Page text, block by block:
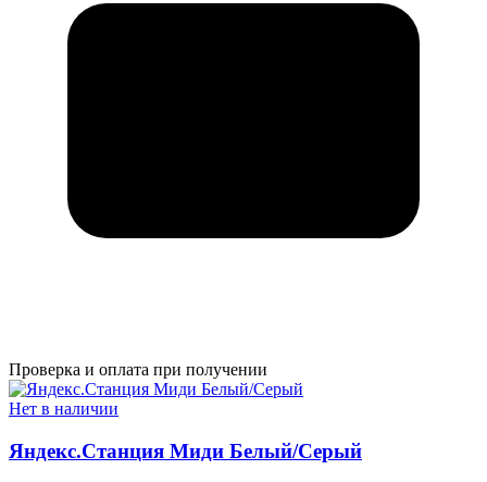
Проверка и оплата при получении
Нет в наличии
Яндекс.Станция Миди Белый/Серый